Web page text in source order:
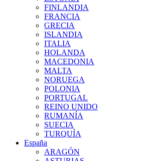
FINLANDIA
FRANCIA
GRECIA
ISLANDIA
ITALIA
HOLANDA
MACEDONIA
MALTA
NORUEGA
POLONIA
PORTUGAL
REINO UNIDO
RUMANÍA
SUECIA
TURQUÍA
España
ARAGÓN